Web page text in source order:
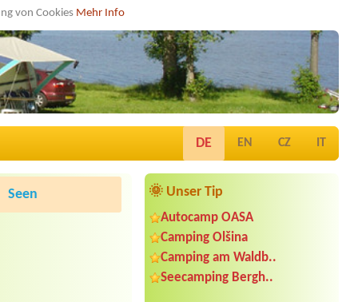
von Cookies Mehr Info
DE EN CZ IT
🌞 Unser Tip
Autocamp OASA
Camping Olšina
Camping am Waldb..
Seecamping Bergh..
Seen